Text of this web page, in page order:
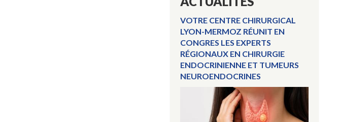
VOTRE CENTRE CHIRURGICAL
LYON-MERMOZ RÉUNIT EN
CONGRES LES EXPERTS
RÉGIONAUX EN CHIRURGIE
ENDOCRINIENNE ET TUMEURS
NEUROENDOCRINES